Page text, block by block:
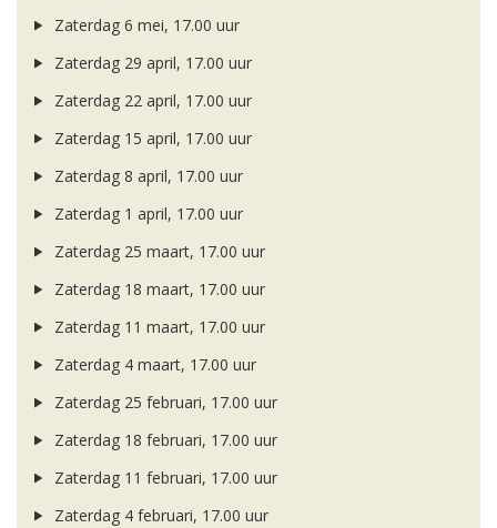
Zaterdag 6 mei, 17.00 uur
Zaterdag 29 april, 17.00 uur
Zaterdag 22 april, 17.00 uur
Zaterdag 15 april, 17.00 uur
Zaterdag 8 april, 17.00 uur
Zaterdag 1 april, 17.00 uur
Zaterdag 25 maart, 17.00 uur
Zaterdag 18 maart, 17.00 uur
Zaterdag 11 maart, 17.00 uur
Zaterdag 4 maart, 17.00 uur
Zaterdag 25 februari, 17.00 uur
Zaterdag 18 februari, 17.00 uur
Zaterdag 11 februari, 17.00 uur
Zaterdag 4 februari, 17.00 uur